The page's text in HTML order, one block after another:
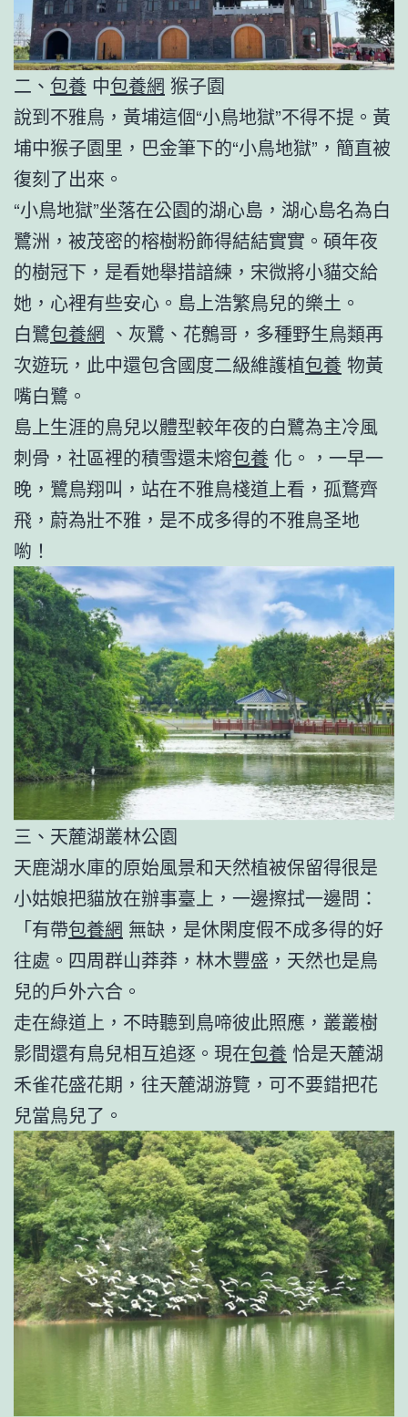
二、 包養 中包養網 猴子園
說到不雅鳥，黃埔這個“小鳥地獄”不得不提。黃
埔中猴子園里，巴金筆下的“小鳥地獄”，簡直被
復刻了出來。
“小鳥地獄”坐落在公園的湖心島，湖心島名為白
鷺洲，被茂密的榕樹粉飾得結結實實。碩年夜
的樹冠下，是看她舉措諳練，宋微將小貓交給
她，心裡有些安心。島上浩繁鳥兒的樂土。
白鷺包養網 、灰鷺、花鷯哥，多種野生鳥類再
次遊玩，此中還包含國度二級維護植包養 物黃
嘴白鷺。
島上生涯的鳥兒以體型較年夜的白鷺為主冷風
刺骨，社區裡的積雪還未熔包養 化。，一早一
晚，鷺鳥翔叫，站在不雅鳥棧道上看，孤鶩齊
飛，蔚為壯不雅，是不成多得的不雅鳥圣地
喲！
三、天麓湖叢林公園
天鹿湖水庫的原始風景和天然植被保留得很是
小姑娘把貓放在辦事臺上，一邊擦拭一邊問：
「有帶包養網 無缺，是休閑度假不成多得的好
往處。四周群山莽莽，林木豐盛，天然也是鳥
兒的戶外六合。
走在綠道上，不時聽到鳥啼彼此照應，叢叢樹
影間還有鳥兒相互追逐。現在包養 恰是天麓湖
禾雀花盛花期，往天麓湖游覽，可不要錯把花
兒當鳥兒了。